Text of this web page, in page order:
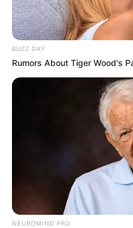
BUZZ DAY
Rumors About Tiger Wood's
NEUROMIND PRO